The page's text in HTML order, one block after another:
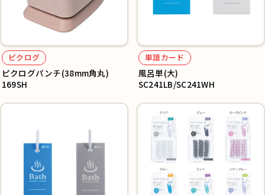
ピクログ
ピクログパンチ(38mm角丸)
169SH
単語カード
風呂単(大)
SC241LB/SC241WH